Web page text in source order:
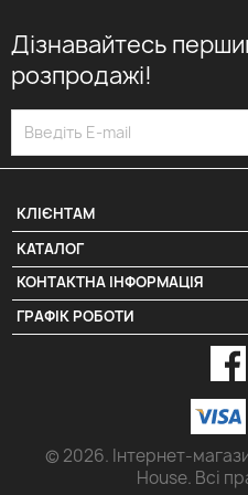
Дізнавайтесь
розпродажі!
КЛІЄНТАМ
КАТАЛОГ
КОНТАКТНА ІНФОРМАЦІЯ
ГРАФІК РОБОТИ
© 2026. Інтернет-
House. Всі